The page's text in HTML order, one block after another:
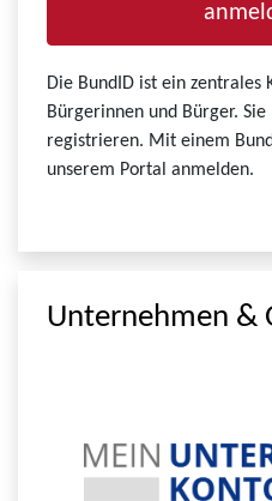
Die BundID ist ein
Bürgerinnen und Bürger. Sie
registrieren. Mit einem
unserem Portal anmelden.
Unternehmen &